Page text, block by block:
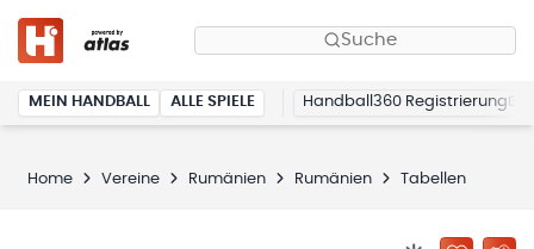
Suche
MEIN HANDBALL ALLE SPIELE Handball360 Registrierung
Home Vereine Rumänien Rumänien Tabellen